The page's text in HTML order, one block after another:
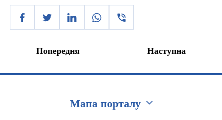
Попередня Наступна
Мапа порталу